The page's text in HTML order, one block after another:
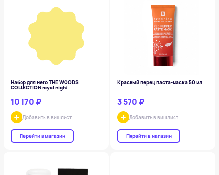
Набор для него THE WOODS
COLLECTION royal night
10 170 ₽
Добавить в вишлист
Перейти в магазин
Красный перец паста-маска 50 мл
3 570 ₽
Добавить в вишлист
Перейти в магазин